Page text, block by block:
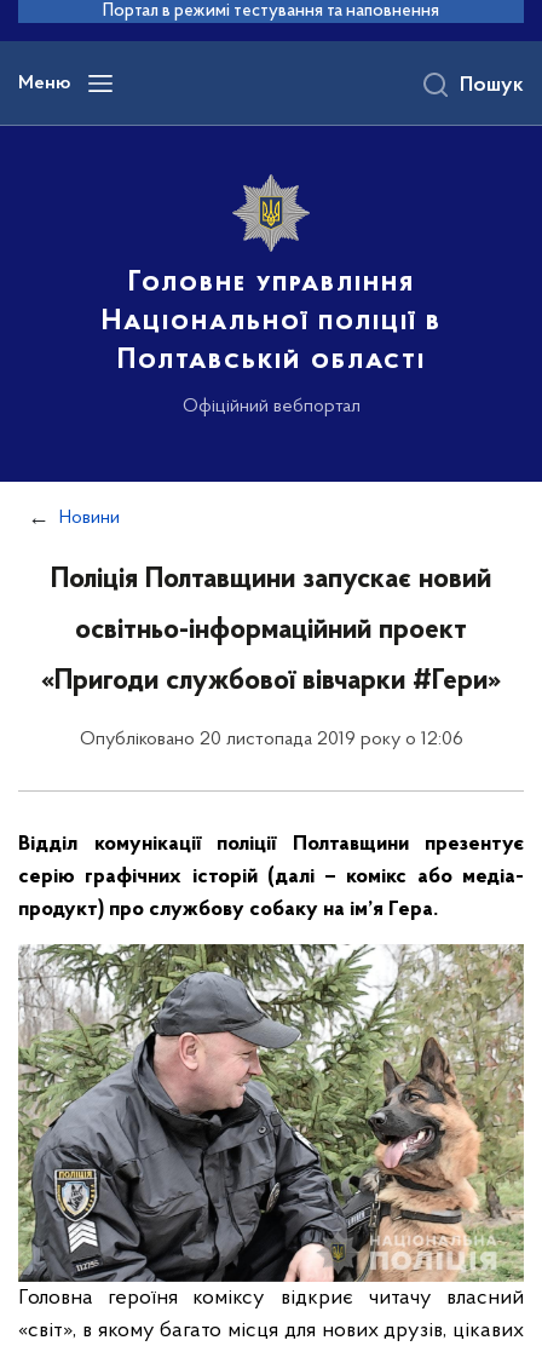
основного
вмісту
Портал в режимі тестування та наповнення
Меню
Головне управління
Національної поліції в
Полтавській області
Офіційний вебпортал
Пошук
Новини
Поліція Полтавщини запускає новий
освітньо-інформаційний проект
«Пригоди службової вівчарки #Гери»
Опубліковано 20 листопада 2019 року о 12:06
Відділ комунікації поліції Полтавщини презентує
серію графічних історій (далі – комікс або медіа-
продукт) про службову собаку на ім’я Гера.
Головна героїня коміксу відкриє читачу власний
«світ», в якому багато місця для нових друзів, цікавих